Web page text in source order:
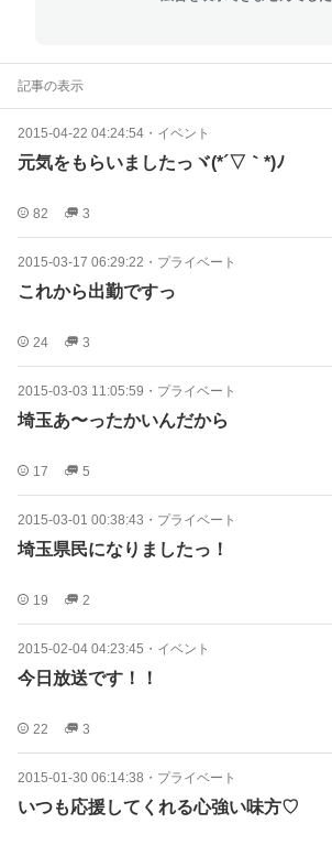
記事の表示
2015-04-22 04:24:54 ・ イベント
元気をもらいましたっヾ(*´▽｀*)ﾉ
82 3
2015-03-17 06:29:22 ・ プライベート
これから出勤ですっ
24 3
2015-03-03 11:05:59 ・ プライベート
埼玉あ〜ったかいんだから
17 5
2015-03-01 00:38:43 ・ プライベート
埼玉県民になりましたっ！
19 2
2015-02-04 04:23:45 ・ イベント
今日放送です！！
22 3
2015-01-30 06:14:38 ・ プライベート
いつも応援してくれる心強い味方♡